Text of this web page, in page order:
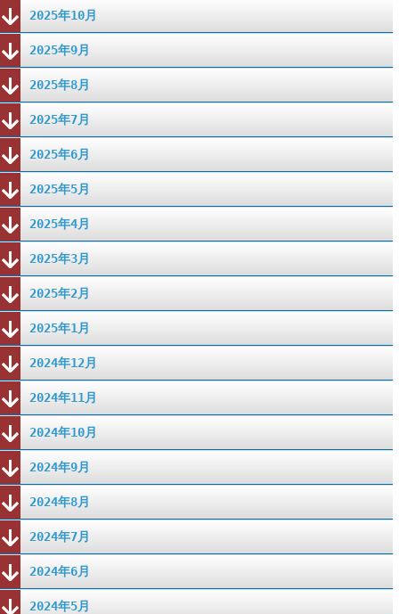
2025年10月
2025年9月
2025年8月
2025年7月
2025年6月
2025年5月
2025年4月
2025年3月
2025年2月
2025年1月
2024年12月
2024年11月
2024年10月
2024年9月
2024年8月
2024年7月
2024年6月
2024年5月